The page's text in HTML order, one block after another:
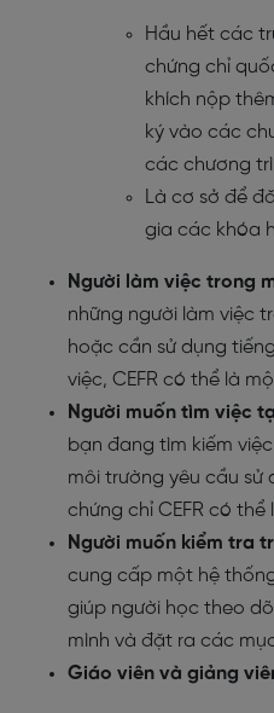
Hầu hết các
chứng chỉ
khích nộp
ký vào các
các chương
Là cơ sở để
gia các khóa
Người làm việc trong
những người làm việc
hoặc cần sử dụng
việc, CEFR có thể là
Người muốn tìm việc
bạn đang tìm kiếm
môi trường yêu cầu sử
chứng chỉ CEFR có thể
Người muốn kiểm tra
cung cấp một hệ
giúp người học theo
mình và đặt ra các
Giáo viên và giảng